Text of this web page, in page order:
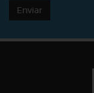
Enviar